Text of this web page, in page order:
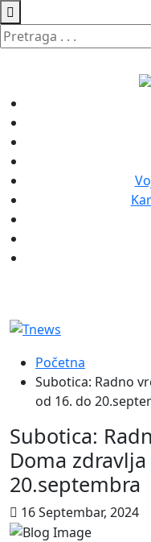
Početna
Subotica: Radno
od 16. do
Subotica:
Doma
20.septembra
16 Septembar, 2024